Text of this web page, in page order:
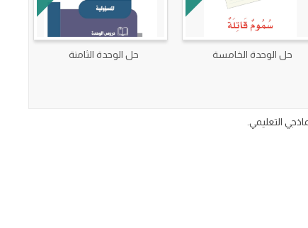
حل الوحدة الخامسة حل الوحدة الثامنة